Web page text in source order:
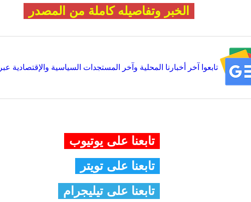
الخبر وتفاصيله كاملة من المصدر
تابعوا آخر أخبارنا المحلية وآخر المستجدات السياسية والإقتصادية عبر Google news
تابعنا على يوتيوب
تابعنا على تويتر
تابعنا على تيليجرام